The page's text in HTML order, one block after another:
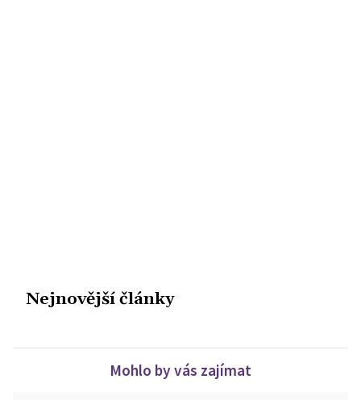
Nejnovější články
Mohlo by vás zajímat